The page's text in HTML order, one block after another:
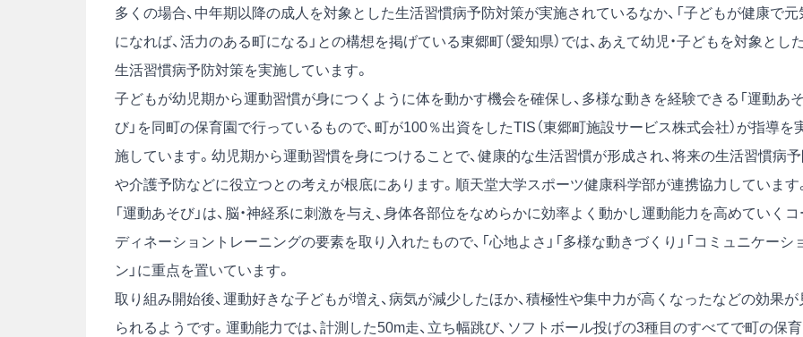
多くの場合、中年期以降の成人を対象とした生活習慣病予防対策が実施されているなか、「子どもが健康で元
になれば、活力のある町になる」との構想を掲げている東郷町（愛知県）では、あえて幼児・子どもを対象とし
生活習慣病予防対策を実施しています。
子どもが幼児期から運動習慣が身につくように体を動かす機会を確保し、多様な動きを経験できる「運動あ
び」を同町の保育園で行っているもので、町が100％出資をしたTIS（東郷町施設サービス株式会社）が指導を
施しています。幼児期から運動習慣を身につけることで、健康的な生活習慣が形成され、将来の生活習慣病
や介護予防などに役立つとの考えが根底にあります。順天堂大学スポーツ健康科学部が連携協力しています
「運動あそび」は、脳・神経系に刺激を与え、身体各部位をなめらかに効率よく動かし運動能力を高めていくコ
ディネーショントレーニングの要素を取り入れたもので、「心地よさ」「多様な動きづくり」「コミュニケーシ
ン」に重点を置いています。
取り組み開始後、運動好きな子どもが増え、病気が減少したほか、積極性や集中力が高くなったなどの効果が
られるようです。運動能力では、計測した50m走、立ち幅跳び、ソフトボール投げの3種目のすべてで町の保